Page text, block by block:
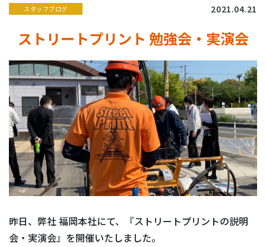
スタッフブログ 2021.04.21
ストリートプリント 勉強会・実演会
昨日、弊社 福岡本社にて、『ストリートプリントの説明
会・実演会』を開催いたしました。